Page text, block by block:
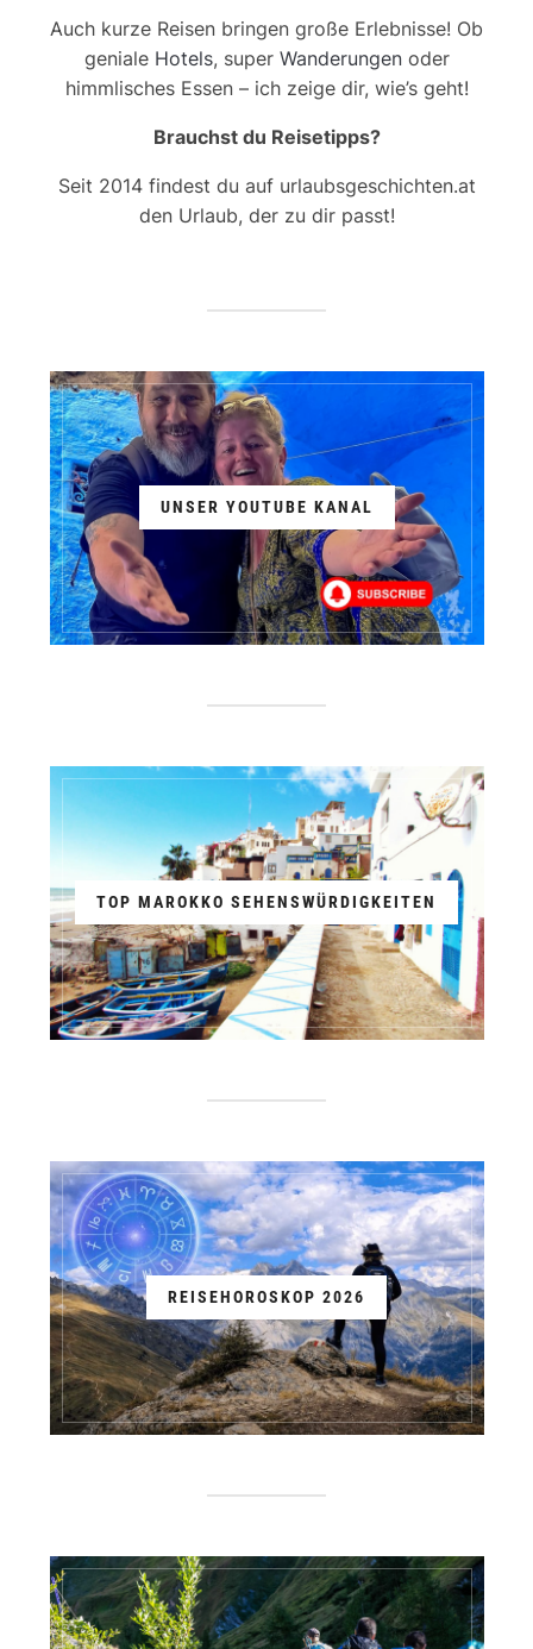
Auch kurze Reisen bringen große Erlebnisse! Ob
geniale Hotels, super Wanderungenoder
himmlisches Essen – ich zeige dir, wie’s geht!
Brauchst du Reisetipps?
Seit 2014 findest du auf urlaubsgeschichten.at
den Urlaub, der zu dir passt!
UNSER YOUTUBE KANAL
TOP MAROKKO SEHENSWÜRDIGKEITEN
REISEHOROSKOP 2026